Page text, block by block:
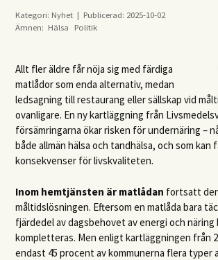
Kategori: Nyhet | Publicerad: 2025-10-02
Ämnen: Hälsa Politik
Allt fler äldre får nöja sig med färdiga
matlådor som enda alternativ, medan
ledsagning till restaurang eller sällskap vid
ovanligare. En ny kartläggning från
försämringarna ökar risken för undernäring –
både allmän hälsa och tandhälsa, och som kan
konsekvenser för livskvaliteten.
Inom hemtjänsten är matlådan fortsatt
måltidslösningen. Eftersom en matlåda bara
fjärdedel av dagsbehovet av energi och näring
kompletteras. Men enligt kartläggningen från
endast 45 procent av kommunerna flera typer